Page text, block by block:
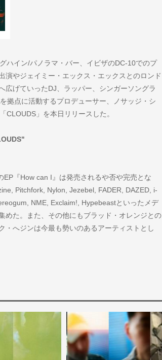
ハイン/パノラマ・バー、イビザのDC-10でのプ
演やジェイミー・エックス・エックスとのロンド
広げていったDJ、ラッパー、シンガーソングラ
拠点に活動するプロデューサー、ノサッジ・シ
CLOUDS」を本日リリースした。
『How can I』は発売されるや否や完売とな
Pitchfork, Nylon, Jezebel, FADER, DAZED, i-
NME, Exclaim!, Hypebeastといったメデ
めた。また、その他にもブラッド・オレンジとの
・へジンは今最も勢いのあるアーティストとし